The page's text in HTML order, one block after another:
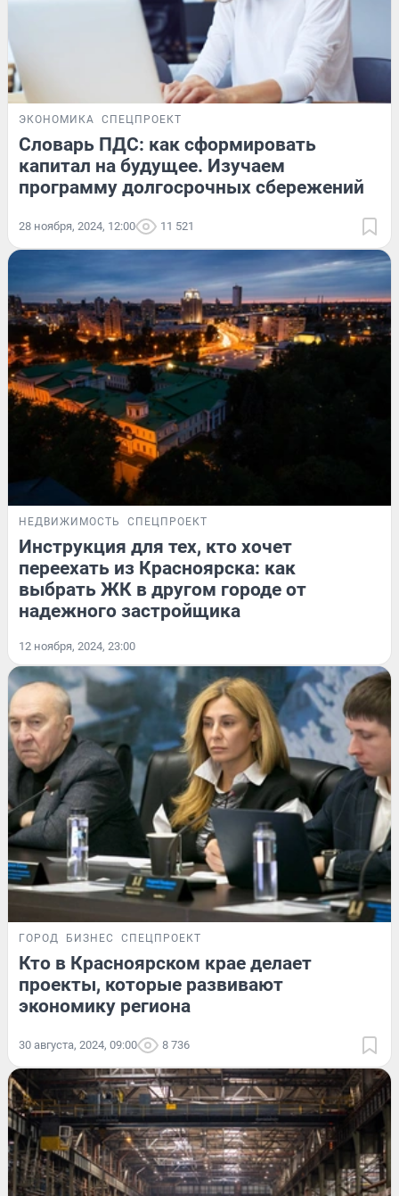
ЭКОНОМИКА СПЕЦПРОЕКТ
Словарь ПДС: как сформировать
капитал на будущее. Изучаем
программу долгосрочных сбережений
28 ноября, 2024, 12:00 11 521
НЕДВИЖИМОСТЬ СПЕЦПРОЕКТ
Инструкция для тех, кто хочет
переехать из Красноярска: как
выбрать ЖК в другом городе от
надежного застройщика
12 ноября, 2024, 23:00
ГОРОД БИЗНЕС СПЕЦПРОЕКТ
Кто в Красноярском крае делает
проекты, которые развивают
экономику региона
30 августа, 2024, 09:00 8 736